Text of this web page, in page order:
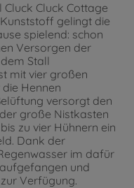
Cluck Cottage
gelingt die
spielend: schon
Versorgen der
Stall
mit vier großen
Hennen
versorgt den
große Nistkasten
zu vier Hühnern ein
Dank der
im dafür
und
Verfügung.